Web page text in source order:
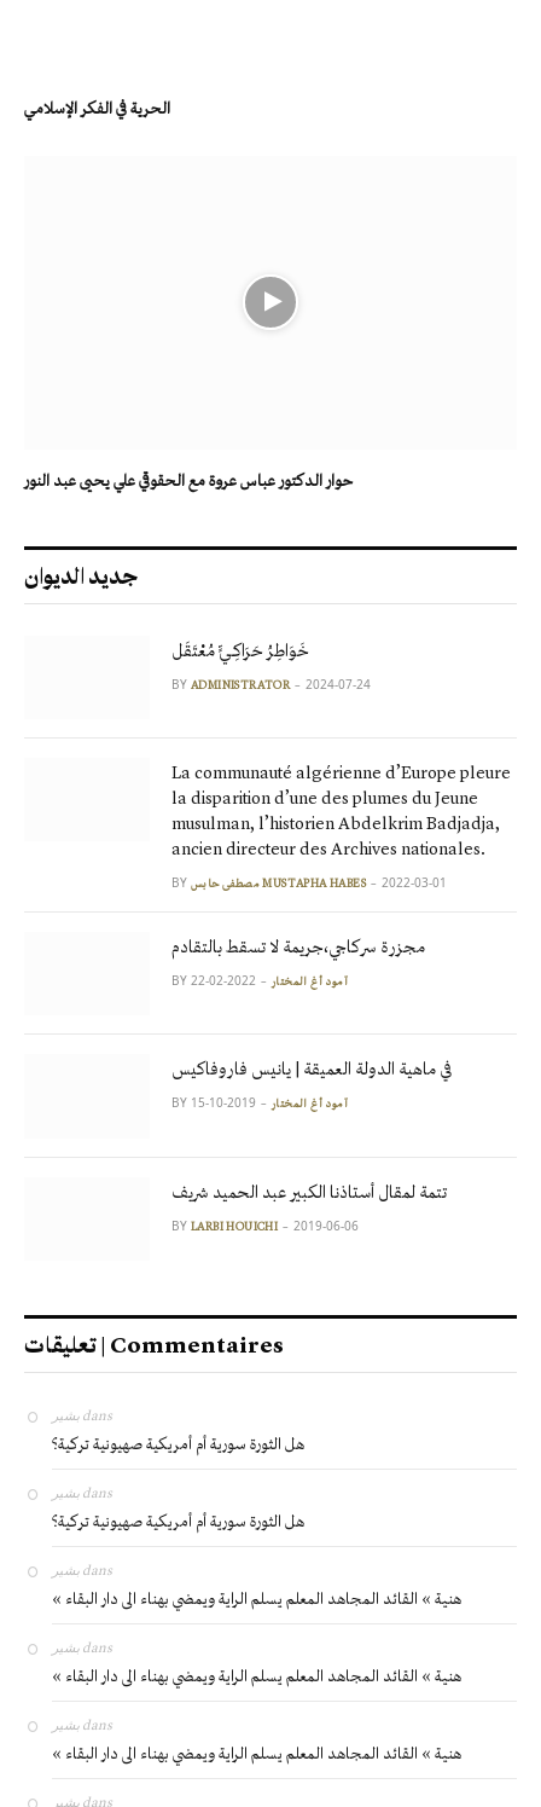
الحرية في الفكر الإسلامي
حوار الدكتور عباس عروة مع الحقوقي علي يحيى عبد النور
جديد الديوان
خَوَاطِرُ حَرَاكِـيٍّ مُعْتَقَل
BY ADMINISTRATOR 2024-07-24
La communauté algérienne d’Europe pleure
la disparition d’une des plumes du Jeune
musulman, l’historien Abdelkrim Badjadja,
ancien directeur des Archives nationales.
BY مصطفى حابس MUSTAPHA HABES 2022-03-01
مجزرة سركاجي،جريمة لا تسقط بالتقادم
BY آمود أغ المختار 2022-02-22
في ماهية الدولة العميقة | يانيس فاروفاكيس
BY آمود أغ المختار 2019-10-15
تتمة لمقال أستاذنا الكبير عبد الحميد شريف
BY LARBI HOUICHI 2019-06-06
تعليقات | Commentaires
بشير dans
هل الثورة سورية أم أمريكية صهيونية تركية؟
بشير dans
هل الثورة سورية أم أمريكية صهيونية تركية؟
بشير dans
« هنية » القائد المجاهد المعلم يسلم الراية ويمضي بهناء الى دار البقاء
بشير dans
« هنية » القائد المجاهد المعلم يسلم الراية ويمضي بهناء الى دار البقاء
بشير dans
« هنية » القائد المجاهد المعلم يسلم الراية ويمضي بهناء الى دار البقاء
بشير dans